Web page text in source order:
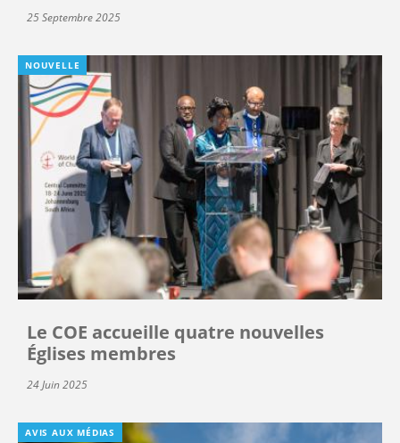
25 Septembre 2025
NOUVELLE
Le COE accueille quatre nouvelles
Églises membres
24 Juin 2025
AVIS AUX MÉDIAS